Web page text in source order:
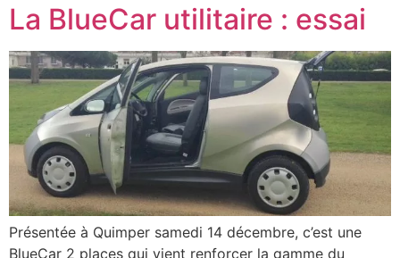
La BlueCar utilitaire : essai
Présentée à Quimper samedi 14 décembre, c’est une
BlueCar 2 places qui vient renforcer la gamme du